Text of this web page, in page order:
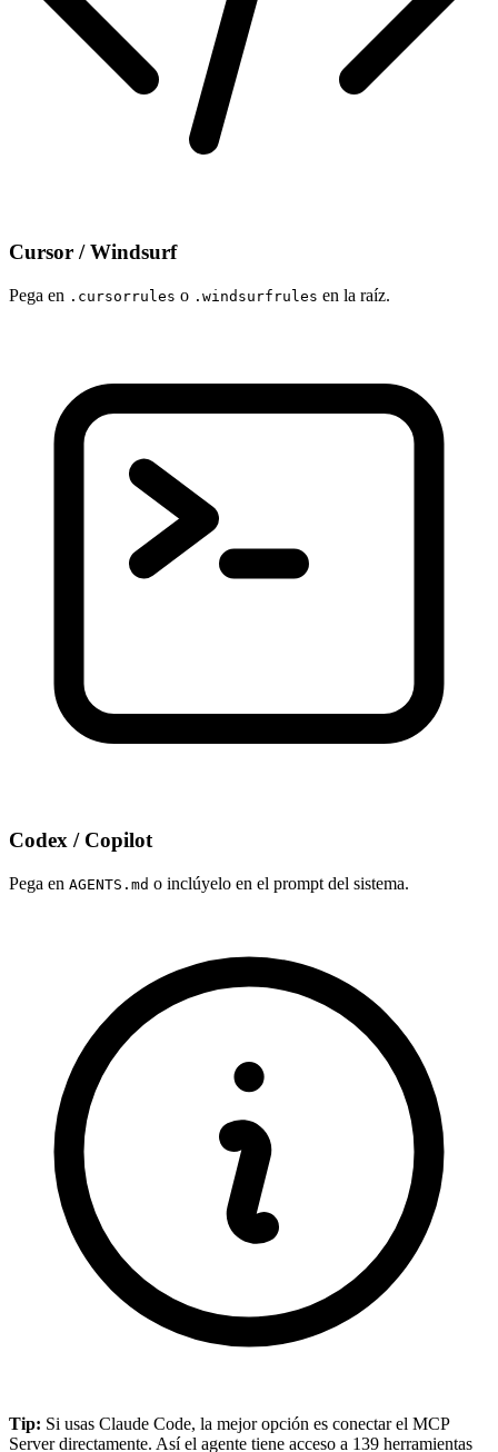
Cursor / Windsurf
Pega en .cursorrules o .windsurfrules en la raíz.
Codex / Copilot
Pega en AGENTS.md o inclúyelo en el prompt del sistema.
Tip: Si usas Claude Code, la mejor opción es conectar el MCP
Server directamente. Así el agente tiene acceso a 139 herramientas